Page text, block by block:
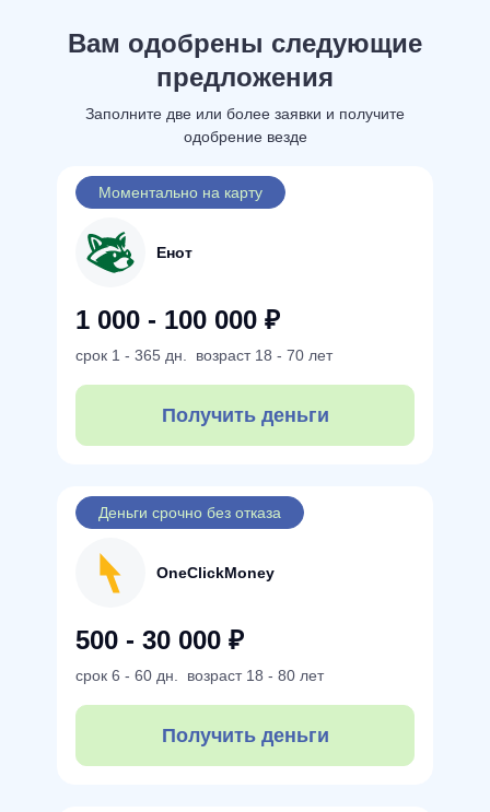
Вам одобрены следующие
предложения
Заполните две или более заявки и получите
одобрение везде
Моментально на карту
Енот
1 000 - 100 000 ₽
срок 1 - 365 дн. возраст 18 - 70 лет
Получить деньги
Деньги срочно без отказа
OneClickMoney
500 - 30 000 ₽
срок 6 - 60 дн. возраст 18 - 80 лет
Получить деньги